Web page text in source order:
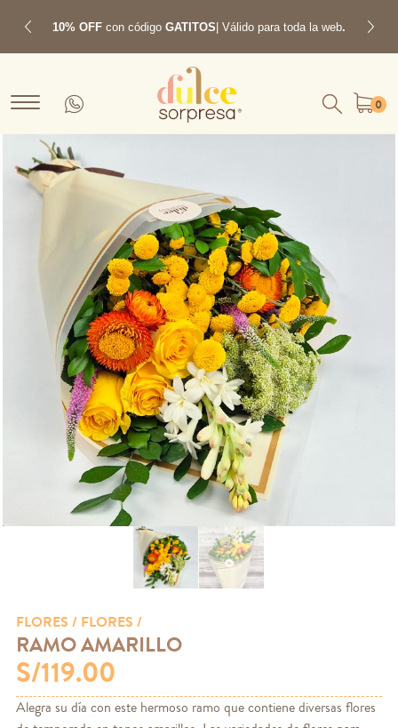
10% OFF con código GATITOS| Válido para toda la web.
Previous Next
0
FLORES / FLORES /
RAMO AMARILLO
S/119.00
Alegra su día con este hermoso ramo que contiene diversas flores